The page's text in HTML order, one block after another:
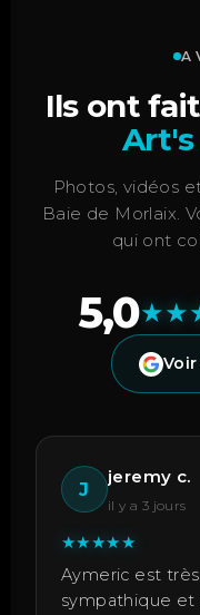
Ils ont
Photos, vidéos
Baie de Morlaix.
qui ont
5,0★★
J
jeremy c.
il y a 3 jours
★★★★★
Aymeric est
sympathique et